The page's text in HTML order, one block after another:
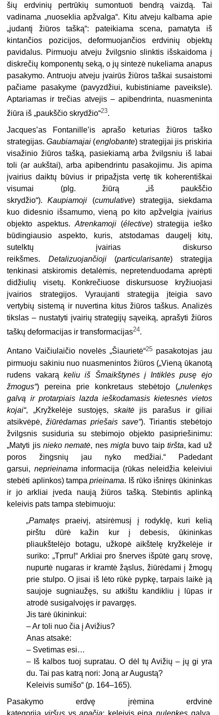
šių erdvinių pertrūkių sumontuoti bendrą vaizdą. Tai
vadinama „nuoseklia apžvalga“. Kitu atveju kalbama apie
„judantį žiūros tašką“: pateikiama scena, pamatyta iš
kintančios pozicijos, deformuojančios erdvinių objektų
pavidalus. Pirmuoju atveju žvilgsnio slinktis išskaidoma į
diskrečių komponentų seką, o jų sintezė nukeliama anapus
pasakymo. Antruoju atveju įvairūs žiūros taškai susaistomi
pačiame pasakyme (pavyzdžiui, kubistiniame paveiksle).
Aptariamas ir trečias atvejis – apibendrinta, nuasmeninta
žiūra iš „paukščio skrydžio“23.
Jacques’as Fontanille’is aprašo keturias žiūros taško
strategijas.Gaubiamajai (englobante) strategijai jis priskiria
visažinio žiūros tašką, pasiekiamą arba žvilgsniu iš labai
toli (ar aukštai), arba apibendrintu pasakojimu. Jis apima
įvairius daiktų būvius ir pripažįsta vertę tik koherentiškai
visumai (plg. žiūrą „iš paukščio
skrydžio“).Kaupiamoji (cumulative) strategija, siekdama
kuo didesnio išsamumo, vieną po kito apžvelgia įvairius
objekto aspektus. Atrenkamoji(élective) strategija ieško
būdingiausio aspekto, kuris, atstodamas daugelį kitų,
sutelktų įvairias diskurso
reikšmes. Detalizuojančioji(particularisante) strategija
tenkinasi atskiromis detalėmis, nepretenduodama aprėpti
didžiulių visetų. Konkrečiuose diskursuose kryžiuojasi
įvairios strategijos. Vyraujanti strategija įteigia savo
vertybių sistemą ir nuvertina kitus žiūros taškus. Analizės
tikslas – nustatyti įvairių strategijų sąveiką, aprašyti žiūros
taškų deformacijas ir transformacijas24.
Antano Vaičiulaičio novelės „Šiaurietė“25pasakotojas jau
pirmuoju sakiniu nuo nuasmenintos žiūros („Vieną ūkanotą
rudens vakarą keliu iš Šmaikštynės į Intiklės pusę ėjo
žmogus“) pereina prie konkretaus stebėtojo („nulenkęs
galvą ir protarpiais lazda ieškodamasis kietesnės vietos
kojai“, „Kryžkelėje sustojęs, skaitėjis parašus ir giliai
atsikvėpė,žiūrėdamas priešais save“). Tiriantis stebėtojo
žvilgsnis susiduria su stebimojo objekto pasipriešinimu:
„Matyti jisnieko nematė, nesmigla buvo taip tiršta, kad už
poros žingsnių jau nyko medžiai.“ Padedant
garsui, neprieinama informacija (rūkas neleidžia keleiviui
stebėti aplinkos) tampaprieinama. Iš rūko išniręs ūkininkas
ir jo arkliai įveda naują žiūros tašką. Stebintis aplinką
keleivis pats tampa stebimuoju:
„Pamatęs praeivį, atsirėmusį į rodyklę, kuri kelią
pirštu dūrė kažin kur į debesis, ūkininkas
pliaukštelėjo botagu, užkopė aikštelę kryžkelėje ir
suriko: „Tprru!“ Arkliai pro šnerves išpūtė garų srovę,
nupurtė nugaras ir kramtė žąslus, žiūrėdami į žmogų
prie stulpo. O jisai iš lėto rūkė pypkę, tarpais laikė ją
saujoje sugniaužęs, su atkištu kandikliu į lūpas ir
atrodė susigalvojęs ir pavargęs.
Jis tarė ūkininkui:
– Ar toli nuo čia į Avižius?
Anas atsakė:
– Svetimas esi…
– Iš kalbos tuoj supratau. O dėl tų Avižių – jų gi yra
du. Tai pas katrą nori: Joną ar Augustą?
Keleivis sumišo“ (p. 164–165).
Pasakymo erdvę įrėmina erdvinė
kategorija viršus vsapačia: keleivis eina nulenkęsgalvą,